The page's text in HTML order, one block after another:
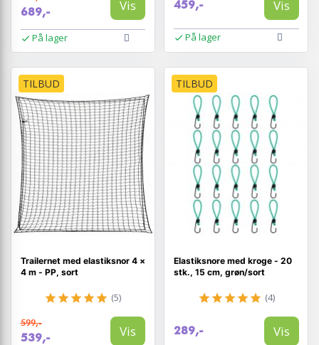
689,- Vis
På lager
459,- Vis
På lager
TILBUD
Trailernet med elastiksnor 4 ×
4 m - PP, sort
(5)
599,-
539,- Vis
TILBUD
Elastiksnore med kroge - 20
stk., 15 cm, grøn/sort
(4)
289,- Vis